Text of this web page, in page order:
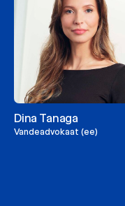
Dina Tanaga
Vandeadvokaat (ee)